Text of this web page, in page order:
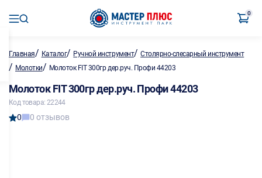
0
Главная/ Каталог/ Ручной инструмент/Столярно-слесарный инструмент
/ Молотки/ Молоток FIT 300гр дер.руч. Профи 44203
Молоток FIT 300гр дер.руч. Профи 44203
Код товара: 22244
0 0 отзывов